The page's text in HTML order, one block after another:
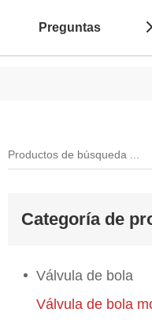
Preguntas
Categoría de
Válvula de bola